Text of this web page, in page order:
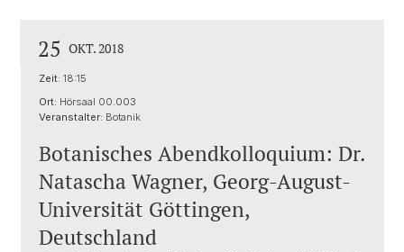
25 OKT. 2018
Zeit: 18:15
Ort: Hörsaal 00.003
Veranstalter: Botanik
Botanisches Abendkolloquium: Dr.
Natascha Wagner, Georg-August-
Universität Göttingen,
Deutschland